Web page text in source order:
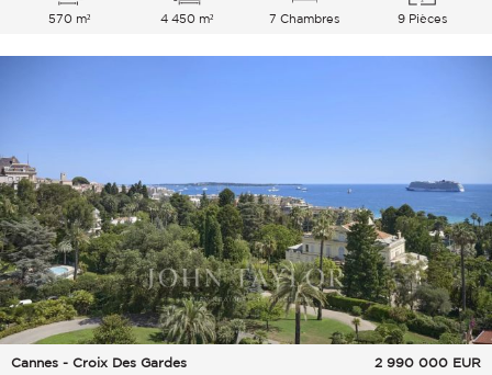
570 m² 4 450 m² 7 Chambres 9 Pièces
Cannes - Croix Des Gardes 2 990 000 EUR